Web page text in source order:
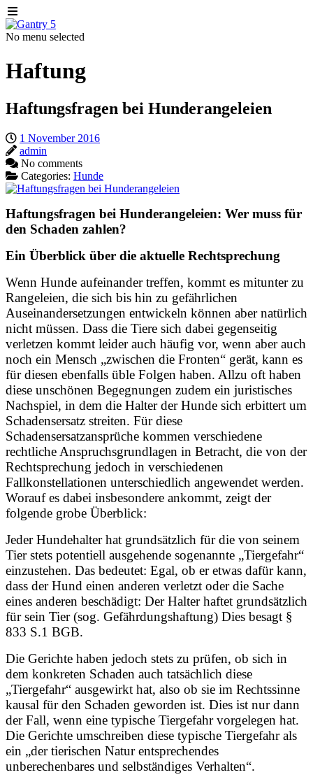
No menu selected
Haftung
Haftungsfragen bei Hunderangeleien
1 November 2016
admin
No comments
Categories: Hunde
Haftungsfragen bei Hunderangeleien: Wer muss für
den Schaden zahlen?
Ein Überblick über die aktuelle Rechtsprechung
Wenn Hunde aufeinander treffen, kommt es mitunter zu
Rangeleien, die sich bis hin zu gefährlichen
Auseinandersetzungen entwickeln können aber natürlich
nicht müssen. Dass die Tiere sich dabei gegenseitig
verletzen kommt leider auch häufig vor, wenn aber auch
noch ein Mensch „zwischen die Fronten“ gerät, kann es
für diesen ebenfalls üble Folgen haben. Allzu oft haben
diese unschönen Begegnungen zudem ein juristisches
Nachspiel, in dem die Halter der Hunde sich erbittert um
Schadensersatz streiten. Für diese
Schadensersatzansprüche kommen verschiedene
rechtliche Anspruchsgrundlagen in Betracht, die von der
Rechtsprechung jedoch in verschiedenen
Fallkonstellationen unterschiedlich angewendet werden.
Worauf es dabei insbesondere ankommt, zeigt der
folgende grobe Überblick:
Jeder Hundehalter hat grundsätzlich für die von seinem
Tier stets potentiell ausgehende sogenannte „Tiergefahr“
einzustehen. Das bedeutet: Egal, ob er etwas dafür kann,
dass der Hund einen anderen verletzt oder die Sache
eines anderen beschädigt: Der Halter haftet grundsätzlich
für sein Tier (sog. Gefährdungshaftung) Dies besagt §
833 S.1 BGB.
Die Gerichte haben jedoch stets zu prüfen, ob sich in
dem konkreten Schaden auch tatsächlich diese
„Tiergefahr“ ausgewirkt hat, also ob sie im Rechtssinne
kausal für den Schaden geworden ist. Dies ist nur dann
der Fall, wenn eine typische Tiergefahr vorgelegen hat.
Die Gerichte umschreiben diese typische Tiergefahr als
ein „der tierischen Natur entsprechendes
unberechenbares und selbständiges Verhalten“.